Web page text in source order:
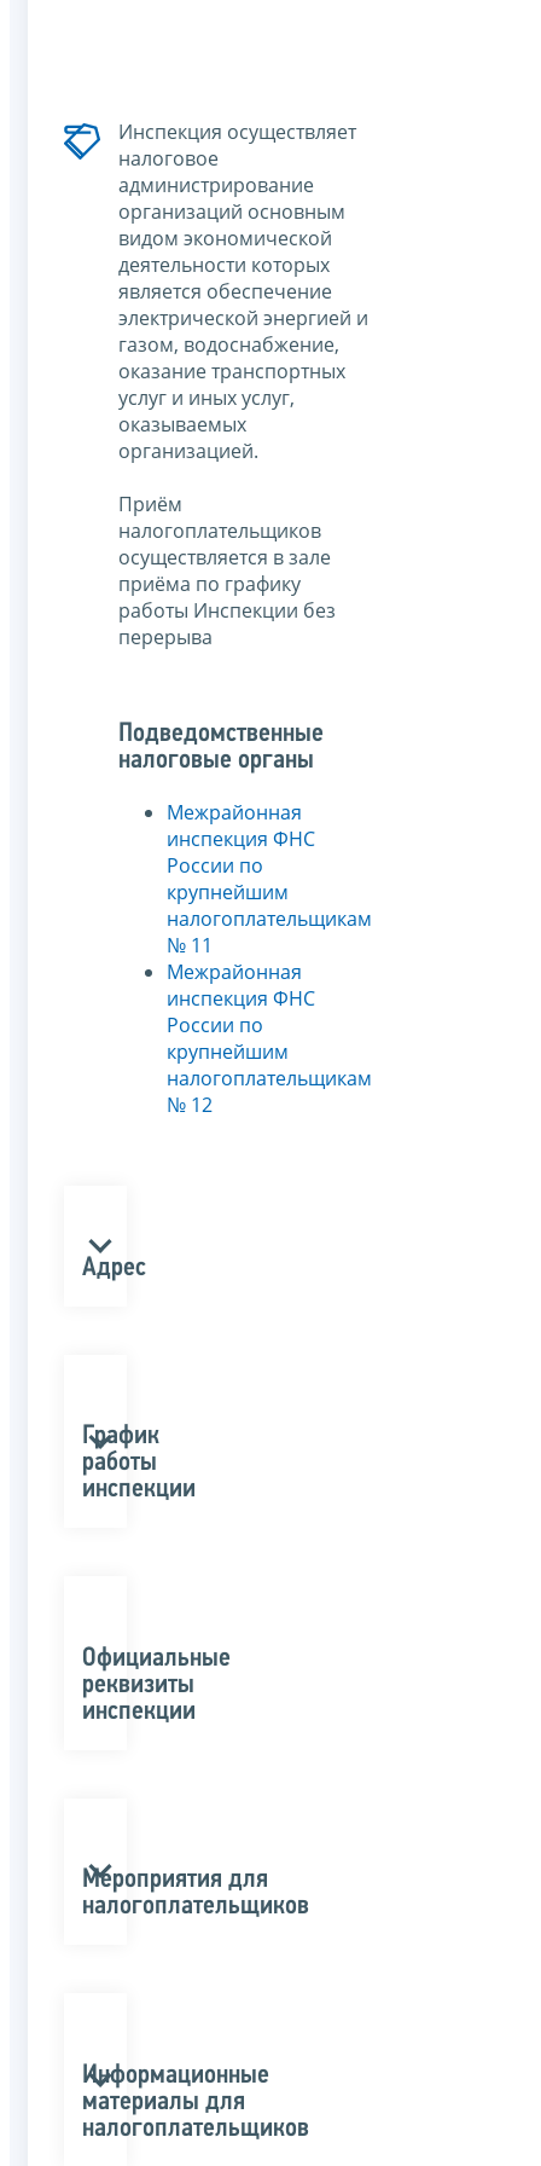
Инспекция осуществляет
налоговое
администрирование
организаций основным
видом экономической
деятельности которых
является обеспечение
электрической энергией и
газом, водоснабжение,
оказание транспортных
услуг и иных услуг,
оказываемых
организацией.
Приём
налогоплательщиков
осуществляется в зале
приёма по графику
работы Инспекции без
перерыва
Подведомственные
налоговые органы
Межрайонная
инспекция ФНС
России по
крупнейшим
налогоплательщикам
№ 11
Межрайонная
инспекция ФНС
России по
крупнейшим
налогоплательщикам
№ 12
Адрес
График
работы
инспекции
Официальные
реквизиты
инспекции
Мероприятия для
налогоплательщиков
Информационные
материалы для
налогоплательщиков